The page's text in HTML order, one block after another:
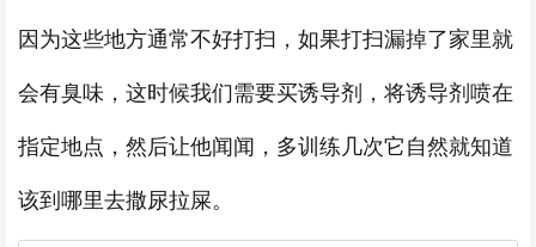
因为这些地方通常不好打扫，如果打扫漏掉了家里就
会有臭味，这时候我们需要买诱导剂，将诱导剂喷在
指定地点，然后让他闻闻，多训练几次它自然就知道
该到哪里去撒尿拉屎。